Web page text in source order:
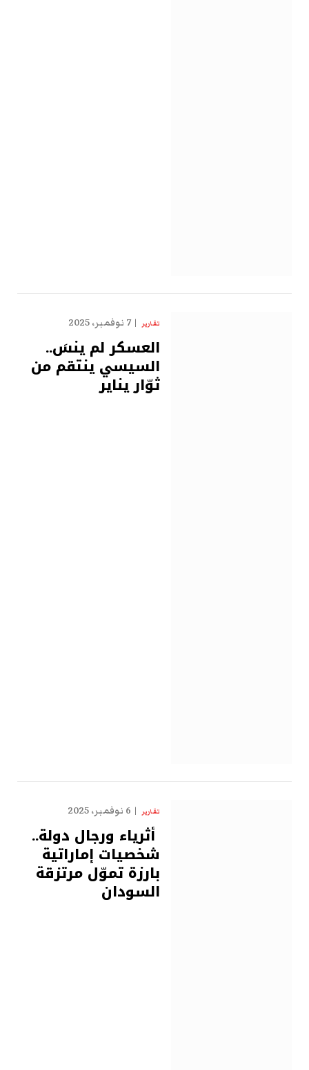
تقارير 7 نوفمبر، 2025
العسكر لم ينسَ..
السيسي ينتقم من
ثوّار يناير
تقارير 6 نوفمبر، 2025
أثرياء ورجال دولة..
شخصيات إماراتية
بارزة تموّل مرتزقة
السودان